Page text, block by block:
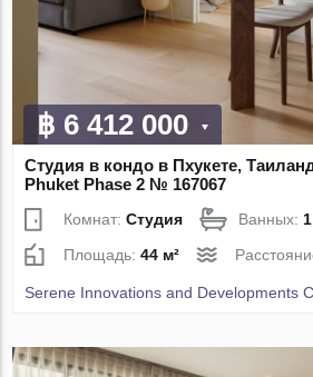
฿ 6 412 000
Студия в кондо в Пхукете,
Phuket Phase 2 № 167067
Комнат:Студия Ванных:1
Площадь:44 м²
Serene Innovations and Developments